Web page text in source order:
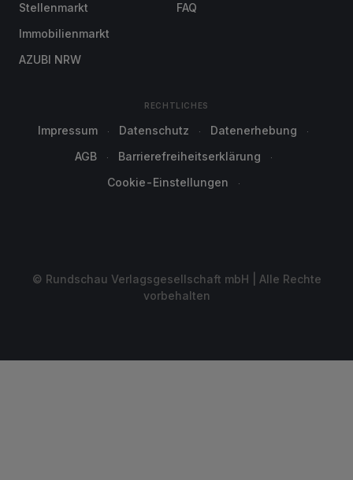
Stellenmarkt
Immobilienmarkt
AZUBI NRW
FAQ
RECHTLICHES
Impressum Datenschutz
Datenerhebung
AGB
Barrierefreiheitserklärung
Cookie-Einstellungen
© Rundschau Verlagsgesellschaft mbH | Alle Rechte
vorbehalten